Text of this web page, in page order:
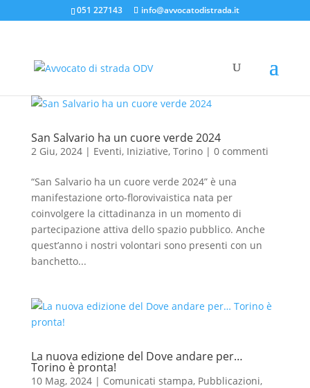
051 227143 info@avvocatodistrada.it
San Salvario ha un cuore verde 2024
2 Giu, 2024| Eventi, Iniziative, Torino| 0 commenti
“San Salvario ha un cuore verde 2024” è una
manifestazione orto-florovivaistica nata per
coinvolgere la cittadinanza in un momento di
partecipazione attiva dello spazio pubblico. Anche
quest’anno i nostri volontari sono presenti con un
banchetto...
La nuova edizione del Dove andare per…
Torino è pronta!
10 Mag, 2024| Comunicati stampa, Pubblicazioni,